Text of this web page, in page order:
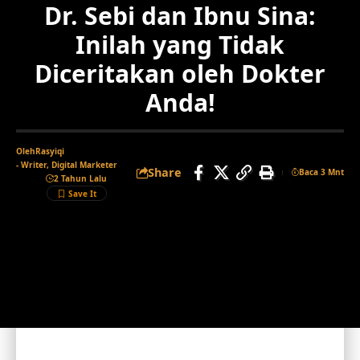
Dr. Sebi dan Ibnu Sina:
Inilah yang Tidak
Diceritakan oleh Dokter
Anda!
OlehRasyiqi
- Writer, Digital Marketer
2 Tahun Lalu
Share Baca 3 Mnt